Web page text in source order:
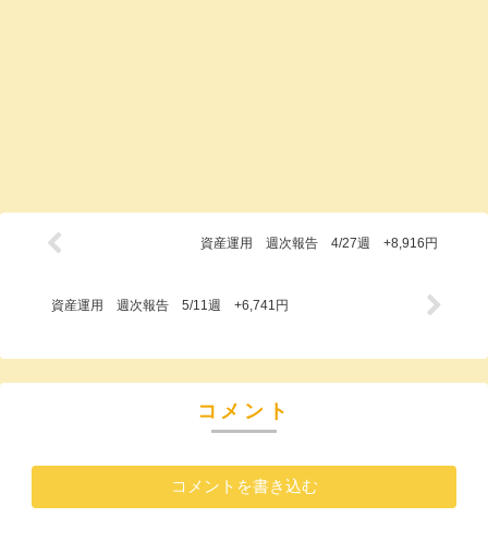
資産運用 週次報告 4/27週 +8,916円
資産運用 週次報告 5/11週 +6,741円
コメント
コメントを書き込む